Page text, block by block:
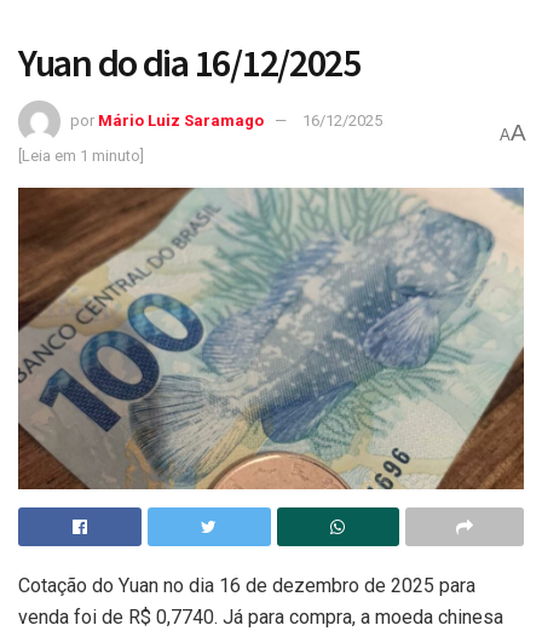
Yuan do dia 16/12/2025
por Mário Luiz Saramago
16/12/2025
[Leia em 1 minuto]
AA
Cotação do Yuan no dia 16 de dezembro de 2025 para
venda foi de R$ 0,7740. Já para compra, a moeda chinesa